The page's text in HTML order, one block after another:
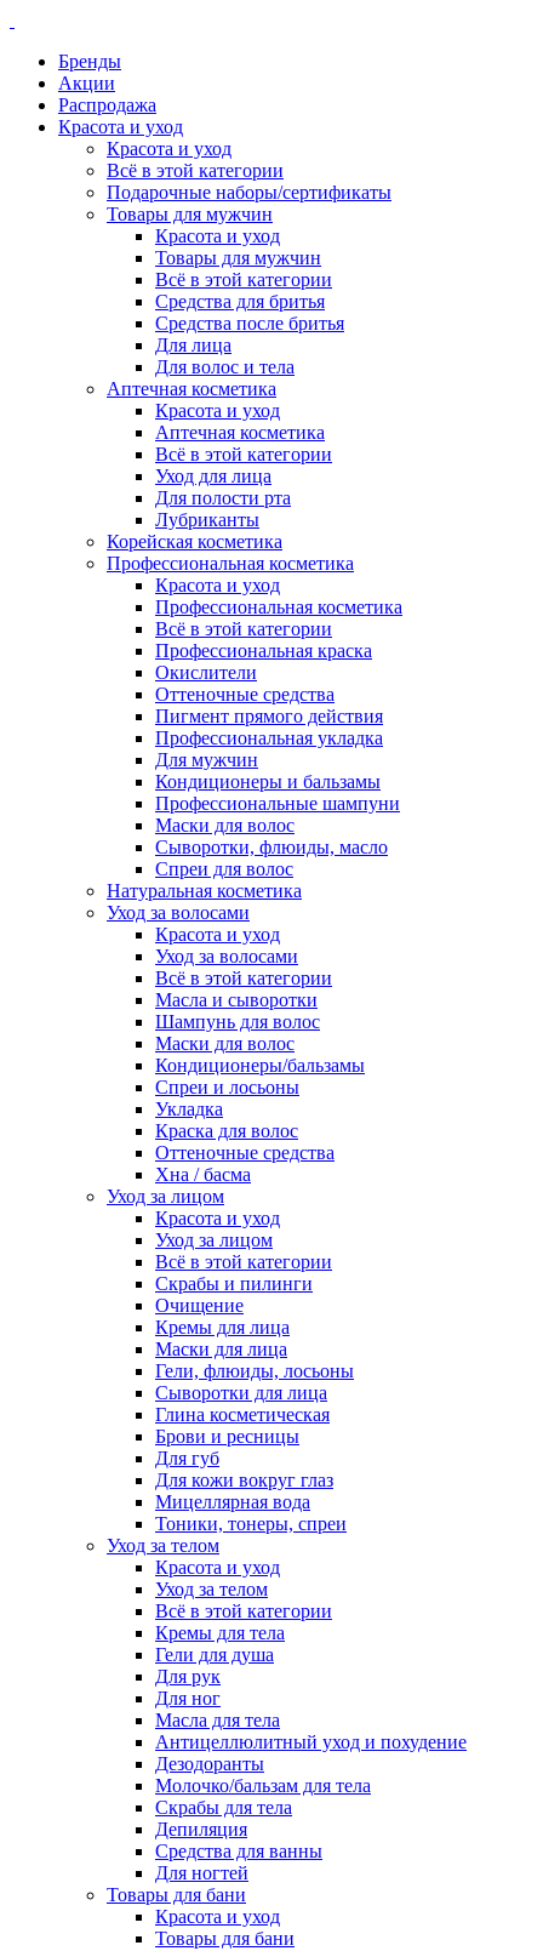
Бренды
Акции
Распродажа
Красота и уход
Красота и уход
Всё в этой категории
Подарочные наборы/сертификаты
Товары для мужчин
Красота и уход
Товары для мужчин
Всё в этой категории
Средства для бритья
Средства после бритья
Для лица
Для волос и тела
Аптечная косметика
Красота и уход
Аптечная косметика
Всё в этой категории
Уход для лица
Для полости рта
Лубриканты
Корейская косметика
Профессиональная косметика
Красота и уход
Профессиональная косметика
Всё в этой категории
Профессиональная краска
Окислители
Оттеночные средства
Пигмент прямого действия
Профессиональная укладка
Для мужчин
Кондиционеры и бальзамы
Профессиональные шампуни
Маски для волос
Сыворотки, флюиды, масло
Спреи для волос
Натуральная косметика
Уход за волосами
Красота и уход
Уход за волосами
Всё в этой категории
Масла и сыворотки
Шампунь для волос
Маски для волос
Кондиционеры/бальзамы
Спреи и лосьоны
Укладка
Краска для волос
Оттеночные средства
Хна / басма
Уход за лицом
Красота и уход
Уход за лицом
Всё в этой категории
Скрабы и пилинги
Очищение
Кремы для лица
Маски для лица
Гели, флюиды, лосьоны
Сыворотки для лица
Глина косметическая
Брови и ресницы
Для губ
Для кожи вокруг глаз
Мицеллярная вода
Тоники, тонеры, спреи
Уход за телом
Красота и уход
Уход за телом
Всё в этой категории
Кремы для тела
Гели для душа
Для рук
Для ног
Масла для тела
Антицеллюлитный уход и похудение
Дезодоранты
Молочко/бальзам для тела
Скрабы для тела
Депиляция
Средства для ванны
Для ногтей
Товары для бани
Красота и уход
Товары для бани